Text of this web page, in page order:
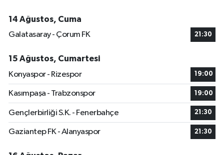
14 Ağustos, Cuma
Galatasaray - Çorum FK
21:30
15 Ağustos, Cumartesi
Konyaspor - Rizespor
19:00
Kasımpaşa - Trabzonspor 19:00
Gençlerbirliği S.K. - Fenerbahçe 21:30
Gaziantep FK - Alanyaspor 21:30